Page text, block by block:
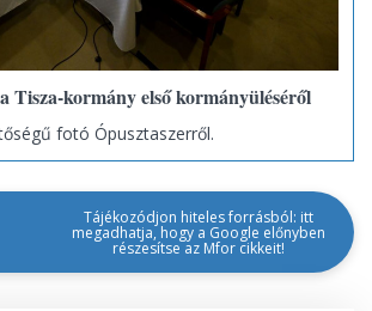
Tisza-kormány első kormányüléséről
fotó Ópusztaszerről.
Tájékozódjon hiteles forrásból: itt
megadhatja, hogy a Google előnyben
részesítse az Mfor cikkeit!